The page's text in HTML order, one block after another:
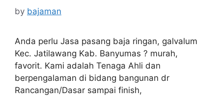
by bajaman
Anda perlu Jasa pasang baja ringan, galvalum
Kec. Jatilawang Kab. Banyumas ? murah,
favorit. Kami adalah Tenaga Ahli dan
berpengalaman di bidang bangunan dr
Rancangan/Dasar sampai finish,